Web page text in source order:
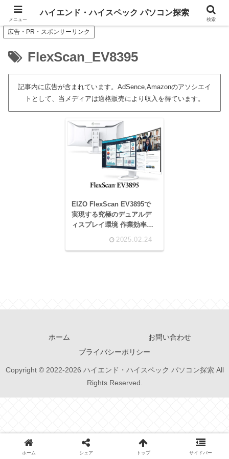
--- Search of high-spec or high-end PC ---
広告・PR・スポンサーリンク
FlexScan_EV8395
記事内に広告が含まれています。AdSence,Amazonのアソシエイ
トとして、当メディアは適格販売により収入を得ています。
EIZO FlexScan EV3895で
実現する究極のデュアルデ
ィスプレイ環境 作業効率を
2025.02.24
ホーム
お問い合わせ
プライバシーポリシー
Copyright © 2022-2026 ハイエンド・ハイスペック パソコン探索 All
Rights Reserved.
メニュー
ハイエンド・ハイスペック パソコン探索
検索
ホーム シェア トップ サイドバー